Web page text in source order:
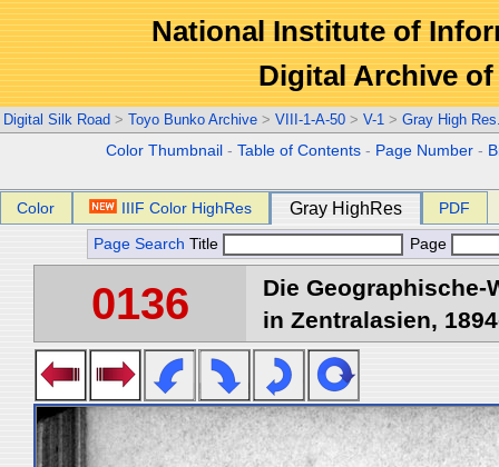
National Institute of
Digital Archive
Digital Silk Road > Toyo Bunko Archive > VIII-1-A-50 > V-1 > Gray High
Color Thumbnail -Table of Contents - Page Number -
Color IIIF Color HighRes Gray HighRes PDF
Page Search Title Page
0136
Die
in Zentralasien,